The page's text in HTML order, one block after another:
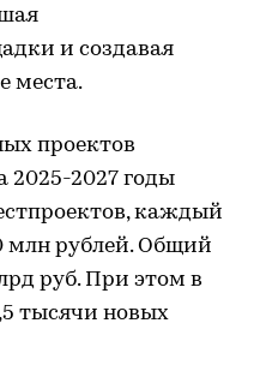
и создавая
места.
проектов
2025-2027 годы
каждый
млн рублей. Общий
руб. При этом в
тысячи новых